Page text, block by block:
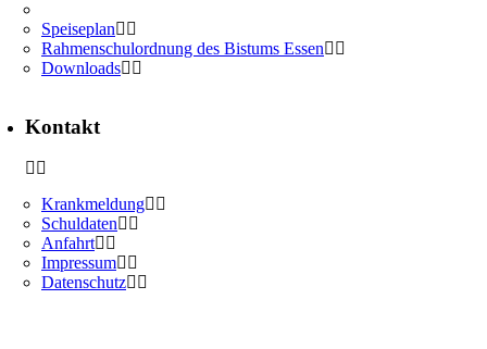
Speiseplan
Rahmenschulordnung des Bistums Essen
Downloads
Kontakt
Krankmeldung
Schuldaten
Anfahrt
Impressum
Datenschutz